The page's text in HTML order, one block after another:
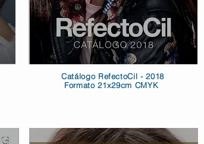
Catálogo RefectoCil - 2018
Formato 21x29cm CMYK